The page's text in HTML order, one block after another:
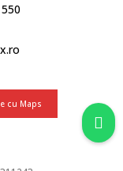
cu Maps